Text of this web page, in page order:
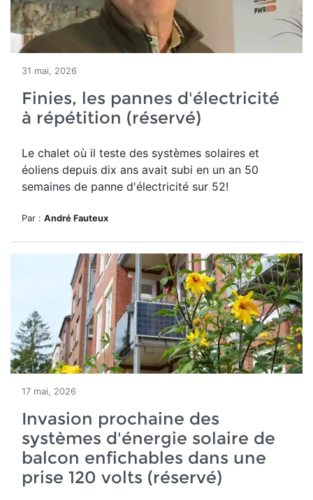
31 mai, 2026
Finies, les pannes d'électricité
à répétition (réservé)
Le chalet où il teste des systèmes solaires et
éoliens depuis dix ans avait subi en un an 50
semaines de panne d'électricité sur 52!
Par : André Fauteux
17 mai, 2026
Invasion prochaine des
systèmes d'énergie solaire de
balcon enfichables dans une
prise 120 volts (réservé)